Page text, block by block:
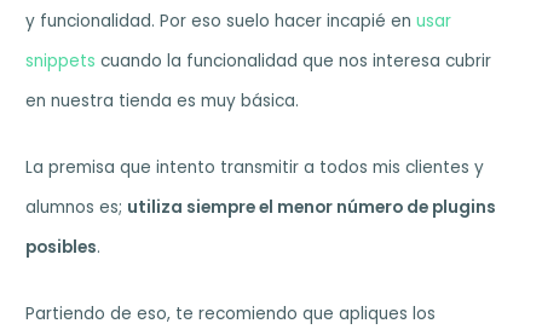
y funcionalidad. Por eso suelo hacer incapié enusar
snippets cuando la funcionalidad que nos interesa cubrir
en nuestra tienda es muy básica.
La premisa que intento transmitir a todos mis clientes y
alumnos es; utiliza siempre el menor número de plugins
posibles.
Partiendo de eso, te recomiendo que apliques los